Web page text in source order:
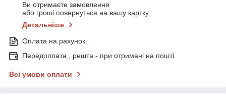
Ви отримаєте замовлення
або гроші повернуться на вашу картку
Детальніше
Оплата на рахунок
Передоплата , решта - при отримані на пошті
Всі умови оплати